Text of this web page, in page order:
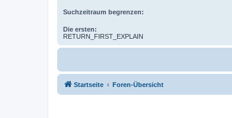
Suchzeitraum begrenzen:
Die ersten:
RETURN_FIRST_EXPLAIN
Startseite Foren-Übersicht